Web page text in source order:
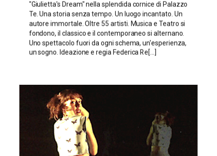
"Giulietta's Dream" nella splendida cornice di Palazzo
Te. Una storia senza tempo. Un luogo incantato. Un
autore immortale. Oltre 55 artisti. Musica e Teatro si
fondono, il classico e il contemporaneo si alternano.
Uno spettacolo fuori da ogni schema, un'esperienza,
un sogno. Ideazione e regia Federica Re[...]